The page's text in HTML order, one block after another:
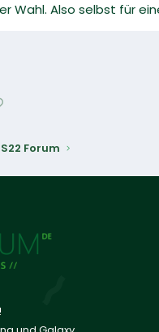
Wahl. Also selbst für
Forum